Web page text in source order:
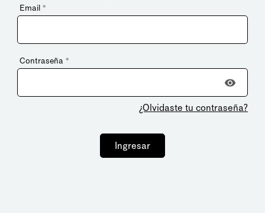
Email *
Contraseña *
¿Olvidaste tu contraseña?
Ingresar